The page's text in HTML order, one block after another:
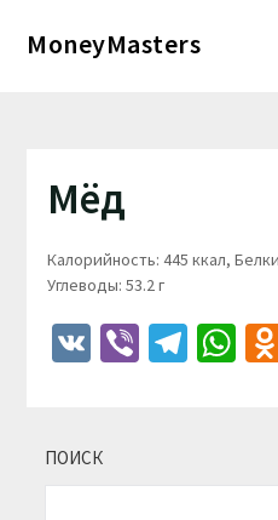
MoneyMasters
Мёд
Калорийность: 445 ккал,
Углеводы: 53.2 г
VKViber
ПОИСК